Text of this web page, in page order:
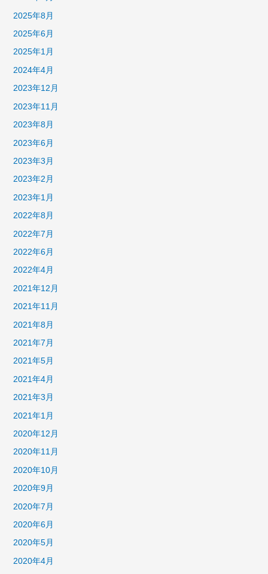
2025年8月
2025年6月
2025年1月
2024年4月
2023年12月
2023年11月
2023年8月
2023年6月
2023年3月
2023年2月
2023年1月
2022年8月
2022年7月
2022年6月
2022年4月
2021年12月
2021年11月
2021年8月
2021年7月
2021年5月
2021年4月
2021年3月
2021年1月
2020年12月
2020年11月
2020年10月
2020年9月
2020年7月
2020年6月
2020年5月
2020年4月